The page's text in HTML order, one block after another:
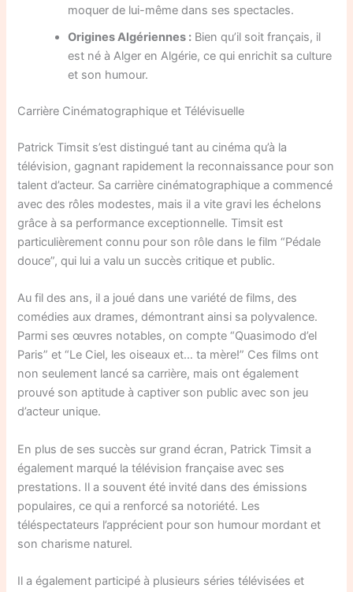
moquer de lui-même dans ses spectacles.
Origines Algériennes : Bien qu’il soit français, il
est né à Alger en Algérie, ce qui enrichit sa culture
et son humour.
Carrière Cinématographique et Télévisuelle
Patrick Timsit s’est distingué tant au cinéma qu’à la
télévision, gagnant rapidement la reconnaissance pour son
talent d’acteur. Sa carrière cinématographique a commencé
avec des rôles modestes, mais il a vite gravi les échelons
grâce à sa performance exceptionnelle. Timsit est
particulièrement connu pour son rôle dans le film “Pédale
douce”, qui lui a valu un succès critique et public.
Au fil des ans, il a joué dans une variété de films, des
comédies aux drames, démontrant ainsi sa polyvalence.
Parmi ses œuvres notables, on compte “Quasimodo d’el
Paris” et “Le Ciel, les oiseaux et… ta mère!” Ces films ont
non seulement lancé sa carrière, mais ont également
prouvé son aptitude à captiver son public avec son jeu
d’acteur unique.
En plus de ses succès sur grand écran, Patrick Timsit a
également marqué la télévision française avec ses
prestations. Il a souvent été invité dans des émissions
populaires, ce qui a renforcé sa notoriété. Les
téléspectateurs l’apprécient pour son humour mordant et
son charisme naturel.
Il a également participé à plusieurs séries télévisées et